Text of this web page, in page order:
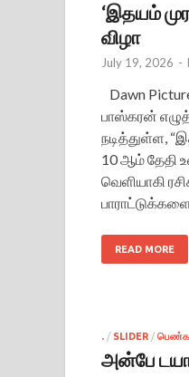
‘இதயம்
விழா
July 19, 2026 -
Dawn
பாஸ்கரன்
நடித்துள்ள,
10 ஆம் தேதி
வெளியாகி
READ MORE
. / SLIDER /
அன்பே